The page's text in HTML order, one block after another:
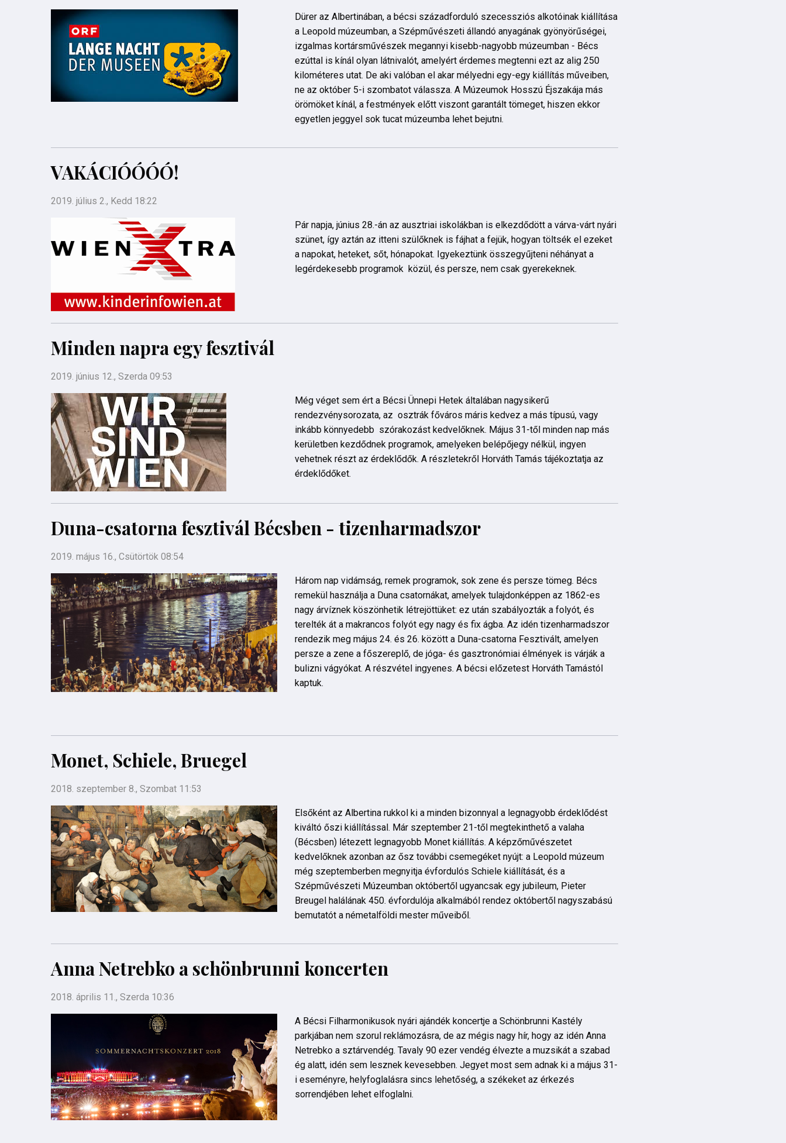
Dürer az Albertinában, a bécsi századforduló szecessziós alkotóinak kiállítása
a Leopold múzeumban, a Szépművészeti állandó anyagának gyönyörűségei,
izgalmas kortársművészek megannyi kisebb-nagyobb múzeumban - Bécs
ezúttal is kínál olyan látnivalót, amelyért érdemes megtenni ezt az alig 250
kilométeres utat. De aki valóban el akar mélyedni egy-egy kiállítás műveiben,
ne az október 5-i szombatot válassza. A Múzeumok Hosszú Éjszakája más
örömöket kínál, a festmények előtt viszont garantált tömeget, hiszen ekkor
egyetlen jeggyel sok tucat múzeumba lehet bejutni.
VAKÁCIÓÓÓÓ!
2019. július 2., Kedd 18:22
Pár napja, június 28.-án az ausztriai iskolákban is elkezdődött a várva-várt nyári
szünet, így aztán az itteni szülőknek is fájhat a fejük, hogyan töltsék el ezeket
a napokat, heteket, sőt, hónapokat. Igyekeztünk összegyűjteni néhányat a
legérdekesebb programok közül, és persze, nem csak gyerekeknek.
Minden napra egy fesztivál
2019. június 12., Szerda 09:53
Még véget sem ért a Bécsi Ünnepi Hetek általában nagysikerű
rendezvénysorozata, az osztrák főváros máris kedvez a más típusú, vagy
inkább könnyedebb szórakozást kedvelőknek. Május 31-től minden nap más
kerületben kezdődnek programok, amelyeken belépőjegy nélkül, ingyen
vehetnek részt az érdeklődők. A részletekről Horváth Tamás tájékoztatja az
érdeklődőket.
Duna-csatorna fesztivál Bécsben - tizenharmadszor
2019. május 16., Csütörtök 08:54
Három nap vidámság, remek programok, sok zene és persze tömeg. Bécs
remekül használja a Duna csatornákat, amelyek tulajdonképpen az 1862-es
nagy árvíznek köszönhetik létrejöttüket: ez után szabályozták a folyót, és
terelték át a makrancos folyót egy nagy és fix ágba. Az idén tizenharmadszor
rendezik meg május 24. és 26. között a Duna-csatorna Fesztivált, amelyen
persze a zene a főszereplő, de jóga- és gasztronómiai élmények is várják a
bulizni vágyókat. A részvétel ingyenes. A bécsi előzetest Horváth Tamástól
kaptuk.
Monet, Schiele, Bruegel
2018. szeptember 8., Szombat 11:53
Elsőként az Albertina rukkol ki a minden bizonnyal a legnagyobb érdeklődést
kiváltó őszi kiállítással. Már szeptember 21-től megtekinthető a valaha
(Bécsben) létezett legnagyobb Monet kiállítás. A képzőművészetet
kedvelőknek azonban az ősz további csemegéket nyújt: a Leopold múzeum
még szeptemberben megnyitja évfordulós Schiele kiállítását, és a
Szépművészeti Múzeumban októbertől ugyancsak egy jubileum, Pieter
Breugel halálának 450. évfordulója alkalmából rendez októbertől nagyszabású
bemutatót a németalföldi mester műveiből.
Anna Netrebko a schönbrunni koncerten
2018. április 11., Szerda 10:36
A Bécsi Filharmonikusok nyári ajándék koncertje a Schönbrunni Kastély
parkjában nem szorul reklámozásra, de az mégis nagy hír, hogy az idén Anna
Netrebko a sztárvendég. Tavaly 90 ezer vendég élvezte a muzsikát a szabad
ég alatt, idén sem lesznek kevesebben. Jegyet most sem adnak ki a május 31-
i eseményre, helyfoglalásra sincs lehetőség, a székeket az érkezés
sorrendjében lehet elfoglalni.